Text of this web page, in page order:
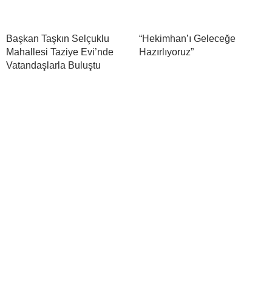
Başkan Taşkın Selçuklu
Mahallesi Taziye Evi’nde
Vatandaşlarla Buluştu
“Hekimhan’ı Geleceğe
Hazırlıyoruz”